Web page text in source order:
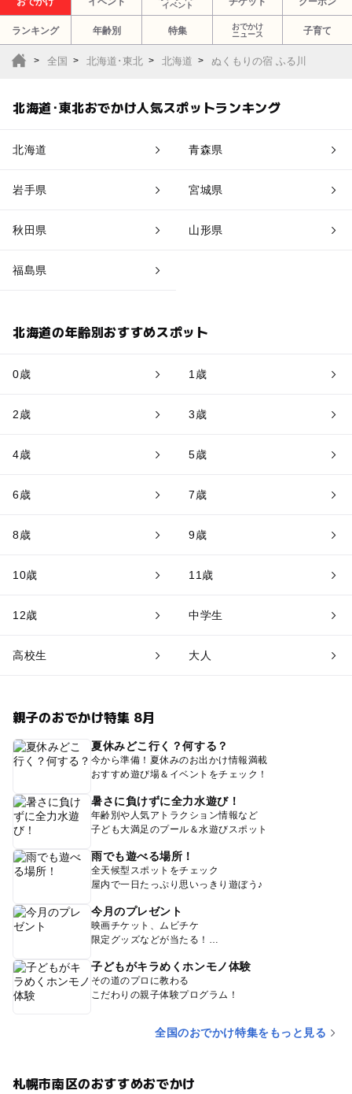
イベント
ランキング 年齢別 特集
おでかけ
ニュース
子育て
全国 北海道･東北 北海道 ぬくもりの宿 ふる川
北海道･東北おでかけ人気スポットランキング
北海道 青森県
岩手県 宮城県
秋田県 山形県
福島県
北海道の年齢別おすすめスポット
0歳 1歳
2歳 3歳
4歳 5歳
6歳 7歳
8歳 9歳
10歳 11歳
12歳 中学生
高校生 大人
親子のおでかけ特集 8月
夏休みどこ行く？何する？
今から準備！夏休みのお出かけ情報満載
おすすめ遊び場＆イベントをチェック！
暑さに負けずに全力水遊び！
年齢別や人気アトラクション情報など
子ども大満足のプール＆水遊びスポット
雨でも遊べる場所！
全天候型スポットをチェック
屋内で一日たっぷり思いっきり遊ぼう♪
今月のプレゼント
映画チケット、ムビチケ
限定グッズなどが当たる！
子どもがキラめくホンモノ体験
その道のプロに教わる
こだわりの親子体験プログラム！
全国のおでかけ特集をもっと見る
札幌市南区のおすすめおでかけ